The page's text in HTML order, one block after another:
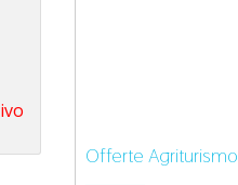
Offerte Agriturismo